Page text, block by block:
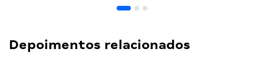
Depoimentos relacionados